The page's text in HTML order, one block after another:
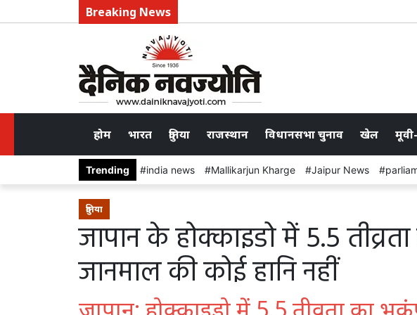
Breaking News
होम भारत दुनिया राजस्थान विधानसभा चुनाव खेल
Trending india news Mallikarjun Kharge Jaipur News
दुनिया
जापान के होक्काइडो में 5.5
जानमाल की कोई हानि नहीं
जापान: होक्काइडो में 5.5 तीव्रता का